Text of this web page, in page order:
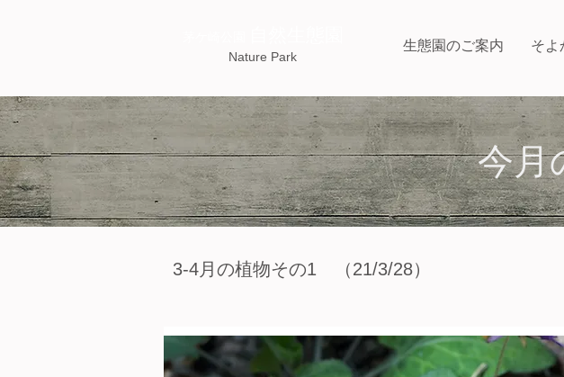
Nature Park
生態園のご案内 そよ
今月
3-4月の植物その1 （21/3/28）